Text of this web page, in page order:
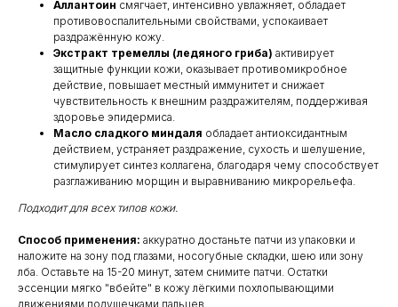
Аллантоин смягчает, интенсивно увлажняет, обладает
противовоспалительными свойствами, успокаивает
раздражённую кожу.
Экстракт тремеллы (ледяного гриба) активирует
защитные функции кожи, оказывает противомикробное
действие, повышает местный иммунитет и снижает
чувствительность к внешним раздражителям, поддерживая
здоровье эпидермиса.
Масло сладкого миндаля обладает антиоксидантным
действием, устраняет раздражение, сухость и шелушение,
стимулирует синтез коллагена, благодаря чему способствует
разглаживанию морщин и выравниванию микрорельефа.
Подходит для всех типов кожи.
Способ применения: аккуратно достаньте патчи из упаковки и
наложите на зону под глазами, носогубные складки, шею или зону
лба. Оставьте на 15-20 минут, затем снимите патчи. Остатки
эссенции мягко "вбейте" в кожу лёгкими похлопывающими
движениями подушечками пальцев.
mybeautybar@list.ru
+7 961 246-28-88
– Проспект Ленина, дом 6
г.Иваново
на нашу рассылку
Оплата и доставка
Политика обработки
персональных данных
Публичная оферта
Бонусная программа